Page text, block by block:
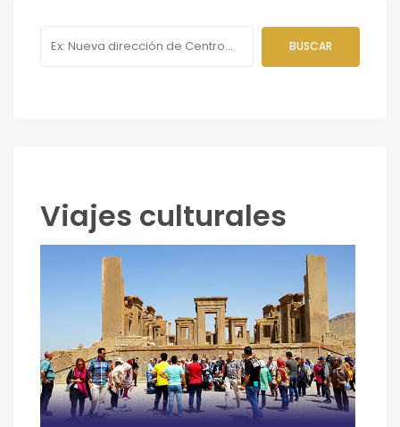
Viajes culturales